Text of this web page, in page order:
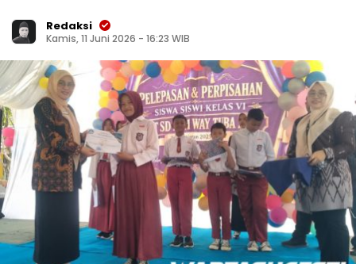
Redaksi
Kamis, 11 Juni 2026 - 16:23 WIB